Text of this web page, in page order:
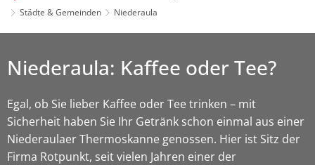
Städte & Gemeinden
Niederaula
Niederaula: Kaffee oder Tee?
Egal, ob Sie lieber Kaffee oder Tee trinken – mit
Sicherheit haben Sie Ihr Getränk schon einmal aus einer
Niederaulaer Thermoskanne genossen. Hier ist Sitz der
Firma Rotpunkt, seit vielen Jahren einer der